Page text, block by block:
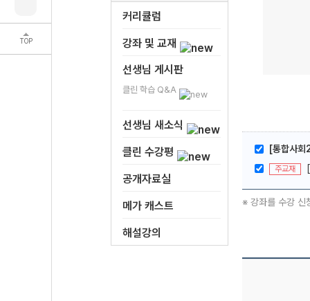
TOP
커리큘럼
강좌 및 교재
선생님 게시판
클린 학습 Q&A
선생님 새소식
클린 수강평
공개자료실
메가 캐스트
해설강의
[통합사
주교재
※ 강좌를 수강 신